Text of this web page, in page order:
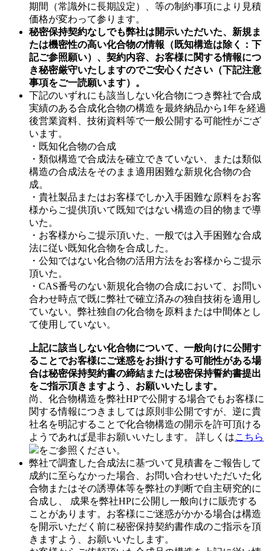
期間（常識外に長期設定）、等の制約事項により見積
価格が変わって参ります。
秘密保持契約なしでも弊社は開示いただいた、新規ま
たは機密性の高い化合物の情報（既知構造は除く：下
記ご参照願い）、契約内容、お客様に関する情報につ
き秘密厳守いたしますのでご安心ください（下記注意
事項をご一読願います）。
下記のいずれにも該当しない化合物につき弊社で合成
実績のある合成化合物の構造を最終納品から1年を経過
後営業資料、技術資料等で一般公開する可能性がござ
います。
・既知化合物の合成
・類似構造で合成法を確立できていない、または類似
構造の合成法をそのまま適用困難な新規化合物の合
成。
・貴社製品またはお客様でしか入手困難な原料をお客
様からご提供頂いて既知ではない構造の目的物まで導
いた。
・お客様からご提示頂いた、一般では入手困難な合成
法に従い既知化合物を合成した。
・公知ではない化合物の活用方法をお客様からご提示
頂いた。
・CAS番号のない新規化合物の合成において、お問い
合わせ時点で既に弊社で確立済みの独自技術を適用し
ていない。弊社独自の化合物を原料または中間体とし
て使用していない。
上記に該当しない化合物について、一般向けに公開す
ることでお客様にご迷惑をお掛けする可能性がある場
合は秘密保持契約書の締結または秘密保持誓約書提出
をご指示頂きますよう、お願いいたします。
尚、化合物構造を弊社HPで公開する場合でもお客様に
関する情報につきましては原則非公開ですが、逆に貴
社名を明記することで化合物構造の開示を許可頂ける
ようであれば是非お願いいたします。 詳しくはこちら
をご参照ください。
弊社で調査した合成法に基づいて見積書をご報告して
成約に至らなかった場合、お問い合わせいただいた化
合物またはその誘導体等を弊社の判断で自主研究的に
合成し、 成果を弊社HPに公開し一般向けに販売する
ことがあります。お客様にご迷惑がかかる場合は構造
を開示いただく前に秘密保持契約書作成のご指示を頂
きますよう、お願いいたします。